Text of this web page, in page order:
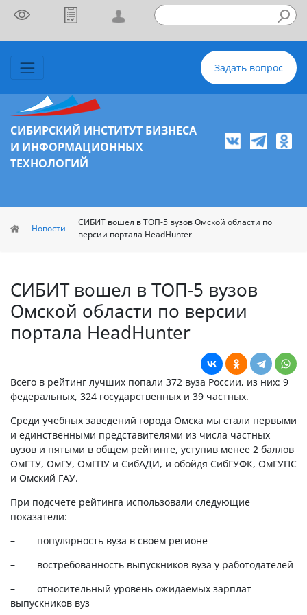
Задать вопрос
СИБИРСКИЙ ИНСТИТУТ БИЗНЕСА
И ИНФОРМАЦИОННЫХ
ТЕХНОЛОГИЙ
— Новости —
СИБИТ вошел в ТОП-5 вузов Омской области по
версии портала HeadHunter
СИБИТ вошел в ТОП-5 вузов
Омской области по версии
портала HeadHunter
Всего в рейтинг лучших попали 372 вуза России, из них: 9
федеральных, 324 государственных и 39 частных.
Среди учебных заведений города Омска мы стали первыми
и единственными представителями из числа частных
вузов и пятыми в общем рейтинге, уступив менее 2 баллов
ОмГТУ, ОмГУ, ОмГПУ и СибАДИ, и обойдя СибГУФК, ОмГУПС
и Омский ГАУ.
При подсчете рейтинга использовали следующие
показатели:
– популярность вуза в своем регионе
– востребованность выпускников вуза у работодателей
– относительный уровень ожидаемых зарплат
выпускников вуз